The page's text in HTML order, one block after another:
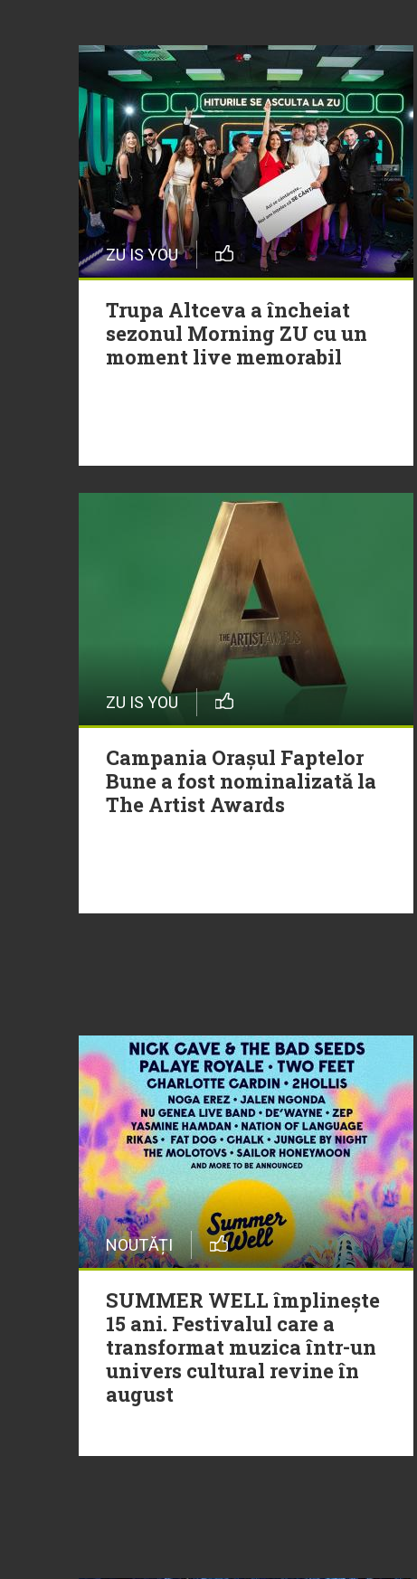
ZU IS YOU
Trupa Altceva a încheiat
sezonul Morning ZU cu un
moment live memorabil
ZU IS YOU
Campania Orașul Faptelor
Bune a fost nominalizată la
The Artist Awards
NOUTĂȚI
SUMMER WELL împlinește
15 ani. Festivalul care a
transformat muzica într-un
univers cultural revine în
august